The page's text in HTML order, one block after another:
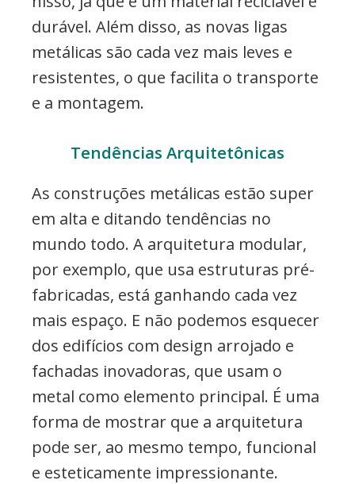
durável. Além disso, as novas ligas
metálicas são cada vez mais leves e
resistentes, o que facilita o transporte
e a montagem.
Tendências Arquitetônicas
As construções metálicas estão super
em alta e ditando tendências no
mundo todo. A arquitetura modular,
por exemplo, que usa estruturas pré-
fabricadas, está ganhando cada vez
mais espaço. E não podemos esquecer
dos edifícios com design arrojado e
fachadas inovadoras, que usam o
metal como elemento principal. É uma
forma de mostrar que a arquitetura
pode ser, ao mesmo tempo, funcional
e esteticamente impressionante.